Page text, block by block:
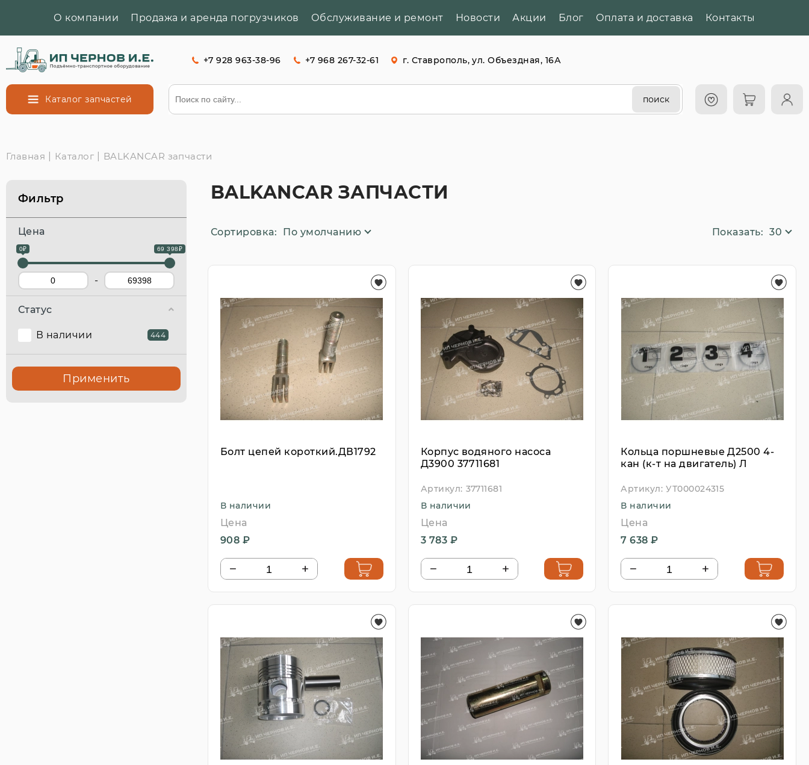
О компании Продажа и аренда погрузчиков Обслуживание и ремонт Новости Акции Блог Оплата и доставка Контакты
+7 928 963-38-96 +7 968 267-32-61 г. Ставрополь, ул. Объездная, 16А
Каталог запчастей поиск
Главная Каталог BALKANCAR запчасти
Фильтр
Цена
0₽ 69 398₽
-
Статус
В наличии 444
Применить
BALKANCAR ЗАПЧАСТИ
Сортировка: По умолчанию Показать: 30
Болт цепей короткий.ДВ1792
В наличии
Цена
908 ₽
Корпус водяного насоса
Д3900 37711681
Артикул: 37711681
В наличии
Цена
3 783 ₽
Кольца поршневые Д2500 4-
кан (к-т на двигатель) Л
Артикул: УТ000024315
В наличии
Цена
7 638 ₽